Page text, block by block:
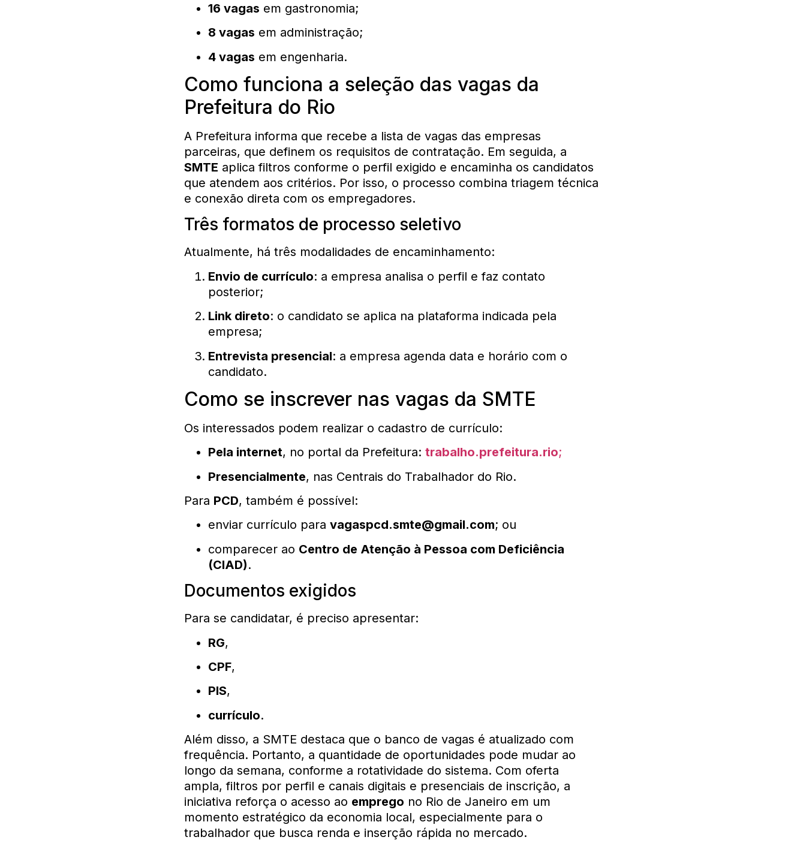
16 vagas em gastronomia;
8 vagas em administração;
4 vagas em engenharia.
Como funciona a seleção das vagas da
Prefeitura do Rio
A Prefeitura informa que recebe a lista de vagas das empresas
parceiras, que definem os requisitos de contratação. Em seguida, a
SMTE aplica filtros conforme o perfil exigido e encaminha os candidatos
que atendem aos critérios. Por isso, o processo combina triagem técnica
e conexão direta com os empregadores.
Três formatos de processo seletivo
Atualmente, há três modalidades de encaminhamento:
Envio de currículo: a empresa analisa o perfil e faz contato
posterior;
Link direto: o candidato se aplica na plataforma indicada pela
empresa;
Entrevista presencial: a empresa agenda data e horário com o
candidato.
Como se inscrever nas vagas da SMTE
Os interessados podem realizar o cadastro de currículo:
Pela internet, no portal da Prefeitura: trabalho.prefeitura.rio;
Presencialmente, nas Centrais do Trabalhador do Rio.
Para PCD, também é possível:
enviar currículo para vagaspcd.smte@gmail.com; ou
comparecer ao Centro de Atenção à Pessoa com Deficiência
(CIAD).
Documentos exigidos
Para se candidatar, é preciso apresentar:
RG,
CPF,
PIS,
currículo.
Além disso, a SMTE destaca que o banco de vagas é atualizado com
frequência. Portanto, a quantidade de oportunidades pode mudar ao
longo da semana, conforme a rotatividade do sistema. Com oferta
ampla, filtros por perfil e canais digitais e presenciais de inscrição, a
iniciativa reforça o acesso ao emprego no Rio de Janeiro em um
momento estratégico da economia local, especialmente para o
trabalhador que busca renda e inserção rápida no mercado.